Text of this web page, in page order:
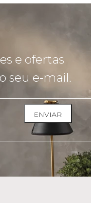
e ofertas
seu e-mail.
ENVIAR